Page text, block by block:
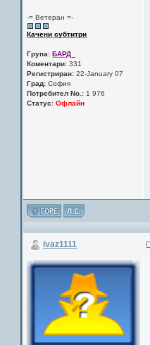
-= Ветеран =-
Качени субтитри
Група: БАРД_
Коментари: 331
Регистриран: 22-January 07
Град: София
Потребител No.: 1 976
Статус: Офлайн
ivaz1111